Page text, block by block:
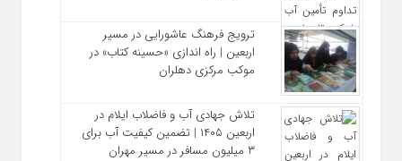
ترویج فرهنگ عاشورایی در مسیر
اربعین | راه‌ اندازی «حسینه کتاب» در
موکب مرکزی دهلران
تلاش جهادی آب و فاضلاب ایلام در
اربعین ۱۴۰۵ | تضمین کیفیت آب برای
۳ میلیون مسافر در مسیر مهران